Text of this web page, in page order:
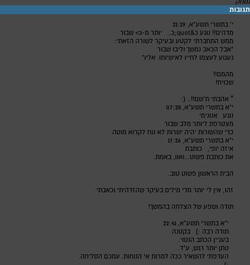
תגובות
י' בתשרי תשע"א, 21:29
מדהים!! נוגע כ&quot;כ..
יותר מ-3> שבור
ממש התחברתי לקטע ובעיקר לשורה הזאתי:
"אבל הכאב נמשך וליבו שבור
געגוע לעצמו לחייו לאישיותו. אליו"
מהמם!!
שכויח!
* אהבתי ת'שם!!.. (:
י"א בתשרי תשע"א, 07:28
נוגע
אנונימי
מצטרפת ליותר מלב שבור
כדי שהשורות יהיה ישרות לא נוח לקרוא מוטה
י"א בתשרי תשע"א, 17:26
איזה יופי,
כותבת
את כותבת פשוט...ואוו, באמת.
הבית הראשון פשוט טוב.
זהו, אין לי יותר מדי מילים בעיקר שהזדהיתי וכאבתי.
תודה ושפע של הצלחה בהמשך!
י"א בתשרי תשע"א, 22:41
תודה רבה :)
בקטנה
בעניין הכתב הנטוי.
נותן יותר רגש, ע"ד.
העדפתי להשאיר ככה למרות אי הנוחות. עמכם הסליחה.